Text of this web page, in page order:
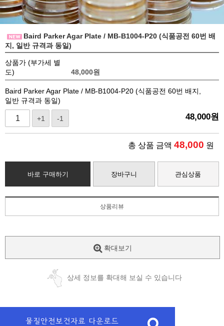
Baird Parker Agar Plate / MB-B1004-P20 (식품공전 60번 배
지, 일반 규격과 동일)
상품가 (부가세 별
도)
48,000원
Baird Parker Agar Plate / MB-B1004-P20 (식품공전 60번 배지,
일반 규격과 동일)
+1 -1 48,000원
총 상품 금액 48,000 원
바로 구매하기 장바구니 관심상품
상품리뷰
확대보기
상세 정보를 확대해 보실 수 있습니다